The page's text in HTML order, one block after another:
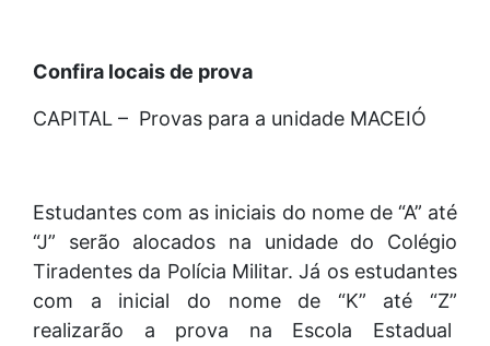
Confira locais de prova
CAPITAL – Provas para a unidade MACEIÓ
Estudantes com as iniciais do nome de “A” até
“J” serão alocados na unidade do Colégio
Tiradentes da Polícia Militar. Já os estudantes
com a inicial do nome de “K” até “Z”
realizarão a prova na Escola Estadual